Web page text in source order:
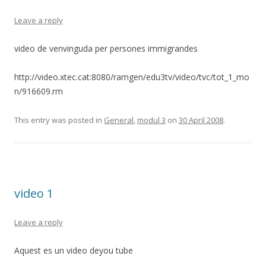
Leave a reply
video de venvinguda per persones immigrandes
http://video.xtec.cat:8080/ramgen/edu3tv/video/tvc/tot_1_mo
n/916609.rm
This entry was posted in General, modul 3 on 30 April 2008.
video 1
Leave a reply
Aquest es un video deyou tube